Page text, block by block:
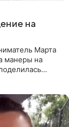
на
Марта
манеры на